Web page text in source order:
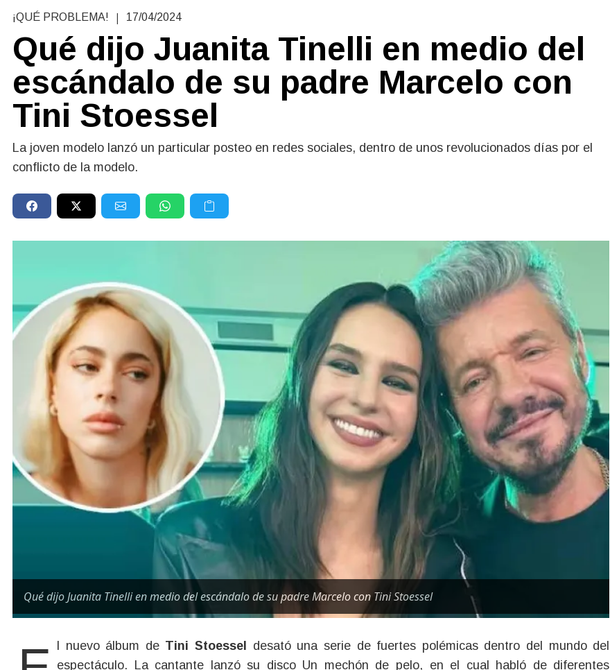
¡QUÉ PROBLEMA! | 17/04/2024
Qué dijo Juanita Tinelli en medio del
escándalo de su padre Marcelo con
Tini Stoessel
La joven modelo lanzó un particular posteo en redes sociales, dentro de unos revolucionados días por el
conflicto de la modelo.
Qué dijo Juanita Tinelli en medio del escándalo de su padre Marcelo con Tini Stoessel
El nuevo álbum deTini Stoessel desató una serie de fuertes polémicas dentro del mundo del
espectáculo. La cantante lanzó su disco Un mechón de pelo, en el cual habló de diferentes